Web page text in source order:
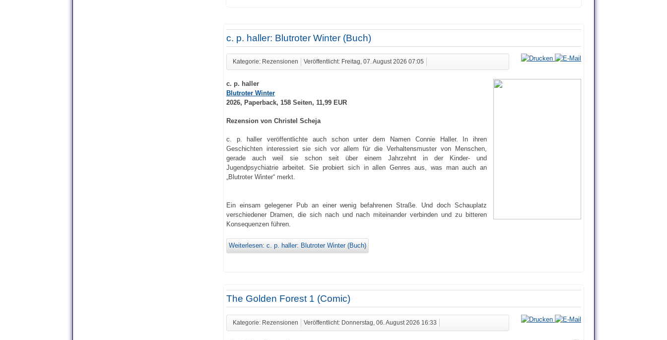
c. p. haller: Blutroter Winter (Buch)
Kategorie: Rezensionen Veröffentlicht: Freitag, 07. August 2026 07:05
c. p. haller
Blutroter Winter
2026, Paperback, 158 Seiten, 11,99 EUR
Rezension von Christel Scheja
c. p. haller veröffentlichte auch schon unter dem Namen Connie Haller. In ihren
Geschichten interessiert sie sich vor allem für die Verhaltensmuster von Menschen,
gerade auch weil sie schon seit über einem Jahrzehnt in der Kinder- und
Jugendpsychiatrie arbeitet. Sie probiert sich in allen Genres aus, was man auch an
„Blutroter Winter“ merkt.
Ein einsam gelegener Pub an einer wenig befahrenen Straße. Und doch Schauplatz
verschiedener Dramen, die sich nach und nach miteinander verbinden und zu bitteren
Konsequenzen führen.
Weiterlesen: c. p. haller: Blutroter Winter (Buch)
The Golden Forest 1 (Comic)
Kategorie: Rezensionen Veröffentlicht: Donnerstag, 06. August 2026 16:33